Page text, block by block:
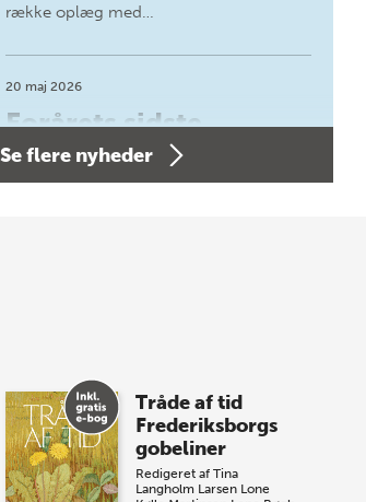
række oplæg med…
20 maj 2026
Forårets sidste
Bogtorsdag 11. juni
Spar op til 70% til
sommer-lagersalg!
Vi gentager succesen og inviterer igen i
år til vores store sommer-lagersalg,
Se flere nyheder
Tråde af tid
Frederiksborgs
gobeliner
Redigeret afTina
Langholm Larsen Lone